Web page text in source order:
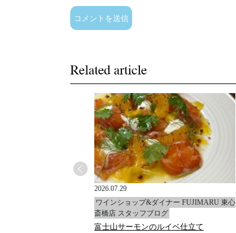
2026.07.29
ワインショップ&ダイナー FUJIMARU 東心
斎橋店 スタッフブログ
富士山サーモンのルイベ仕立て